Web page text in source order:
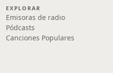
EXPLORAR
Emisoras de radio
Pódcasts
Canciones Populares